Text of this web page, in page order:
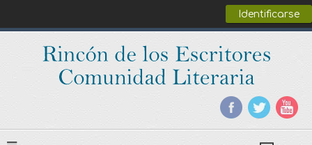
Identificarse